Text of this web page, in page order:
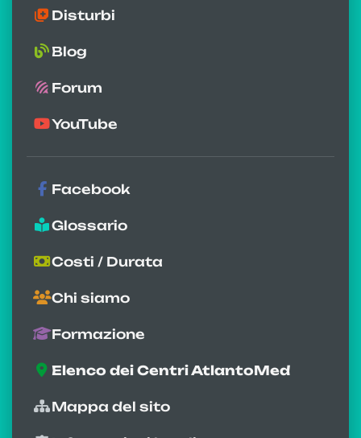
Disturbi
Blog
Forum
YouTube
Facebook
Glossario
Costi / Durata
Chi siamo
Formazione
Elenco dei Centri AtlantoMed
Mappa del sito